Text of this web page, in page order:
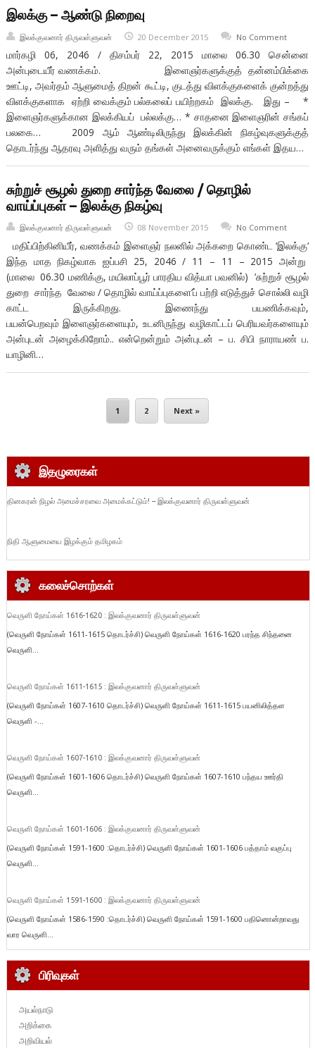
இலக்கு – ஆண்டு நிறைவு
இலக்குவனார் திருவள்ளுவன் 20 December 2015 No Comment
மார்கழி 06, 2046 / திசம்பர் 22, 2015 மாலை 06.30 சென்னை
அன்புடையீர் வணக்கம். இளைஞர்களுக்குத் தன்னம்பிக்கை
ஊட்டி, அவர்தம் ஆளுமைத் திறன் கூட்டி, குடத்து விளக்குகளைக் குன்றத்து
விளக்குகளாக ஏற்றி வைக்கும் பல்கலைப் பயிற்றகம் இலக்கு. இது – *
இளைஞர்களுக்கான இலக்கியப் பல்லக்கு… * சாதனை இளைஞரின் சங்கப்
பலகை… 2009 ஆம் ஆண்டிலிருந்து இலக்கின் நிகழ்வுகளுக்குத்
தொடர்ந்து ஆதரவு அளித்து வரும் தங்கள் அனைவருக்கும் எங்கள் இதய…
சுற்றுச் சூழல் துறை சார்ந்த வேலை / தொழில்
வாய்ப்புகள் – இலக்கு நிகழ்வு
இலக்குவனார் திருவள்ளுவன் 08 November 2015 No Comment
மதிப்பிற்கினியீர், வணக்கம் இளைஞர் நலனில் அக்கறை கொண்ட ‘இலக்கு‘
இந்த மாத நிகழ்வாக ஐப்பசி 25, 2046 / 11 – 11 – 2015 அன்று
(மாலை 06.30 மணிக்கு, மயிலாப்பூர் பாரதிய வித்யா பவனில்) ‘சுற்றுச் சூழல்
துறை சார்ந்த வேலை / தொழில் வாய்ப்புகளை‘ப் பற்றி எடுத்துச் சொல்லி வழி
காட்ட இருக்கிறது. இணைந்து பயணிக்கவும்,
பயன்பெறவும் இளைஞர்களையும், உடனிருந்து வழிகாட்டப் பெரியவர்களையும்
அன்புடன் அழைக்கிறோம்.. என்றென்றும் அன்புடன் – ப. சிபி நாராயண் ப.
யாழினி…
1 2 Next »
இதழுரைகள்
தினகரன் நிழல் அமைச்சரவை அமைக்கட்டும்! – இலக்குவனார் திருவள்ளுவன்
நிதி ஆளுமையை இழக்கும் தமிழகம்
கலைச்சொற்கள்
வெருளி நோய்கள் 1616-1620 : இலக்குவனார் திருவள்ளுவன்
(வெருளி நோய்கள் 1611-1615 தொடர்ச்சி) வெருளி நோய்கள் 1616-1620 பரந்த சிந்தனை
வெருளி...
வெருளி நோய்கள் 1611-1615 : இலக்குவனார் திருவள்ளுவன்
(வெருளி நோய்கள் 1607-1610 தொடர்ச்சி) வெருளி நோய்கள் 1611-1615 பயனிலித்தள
வெருளி -...
வெருளி நோய்கள் 1607-1610 : இலக்குவனார் திருவள்ளுவன்
(வெருளி நோய்கள் 1601-1606 தொடர்ச்சி) வெருளி நோய்கள் 1607-1610 பந்தய ஊர்தி
வெருளி...
வெருளி நோய்கள் 1601-1606 : இலக்குவனார் திருவள்ளுவன்
(வெருளி நோய்கள் 1591-1600 :தொடர்ச்சி) வெருளி நோய்கள் 1601-1606 பத்தாம் வகுப்பு
வெருளி...
வெருளி நோய்கள் 1591-1600 : இலக்குவனார் திருவள்ளுவன்
(வெருளி நோய்கள் 1586-1590 :தொடர்ச்சி) வெருளி நோய்கள் 1591-1600 பதினொன்றாவது
வார வெருளி...
பிரிவுகள்
அயல்நாடு
அறிக்கை
அறிவியல்